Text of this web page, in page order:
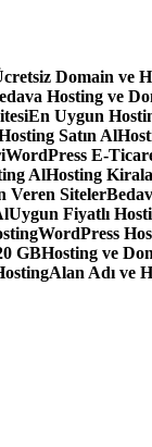
Domain ve
Hosting ve
En Uygun
Satın Al
WordPress E-
AlHosting Kirala
Veren Siteler
Uygun Fiyatlı
WordPress
GBHosting ve
Alan Adı ve